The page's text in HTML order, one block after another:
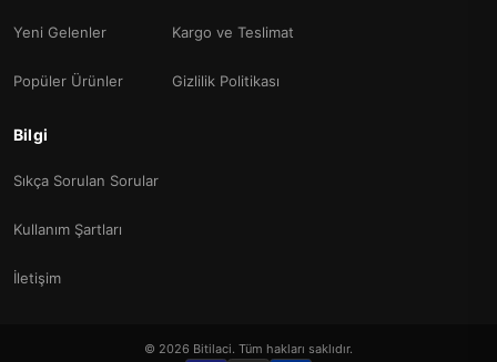
Yeni Gelenler
Popüler Ürünler
Kargo ve Teslimat
Gizlilik Politikası
Bilgi
Sıkça Sorulan Sorular
Kullanım Şartları
İletişim
© 2026 Bitilaci. Tüm hakları saklıdır.